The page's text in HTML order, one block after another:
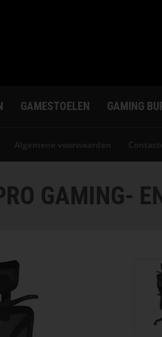
GAMESTOELEN GAMING
GAMING-